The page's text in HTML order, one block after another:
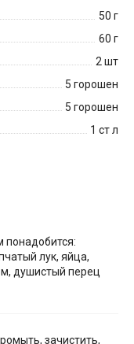
50 г
60 г
2 шт
5 горошен
5 горошен
1 ст л
понадобится:
лук, яйца,
душистый перец
зачистить,